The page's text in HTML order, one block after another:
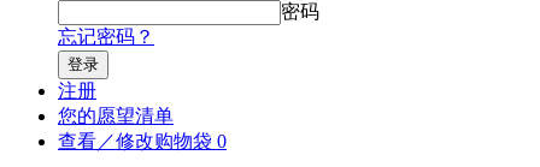
密码
忘记密码？
登录
注册
您的愿望清单
查看／修改购物袋 0